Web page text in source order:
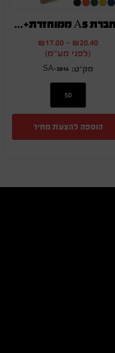
מחברת A5 ממוחזרת+עט
₪20.40
-
₪17.00
(לפני מע"מ)
SA-2816
הוספה להצעת מחיר